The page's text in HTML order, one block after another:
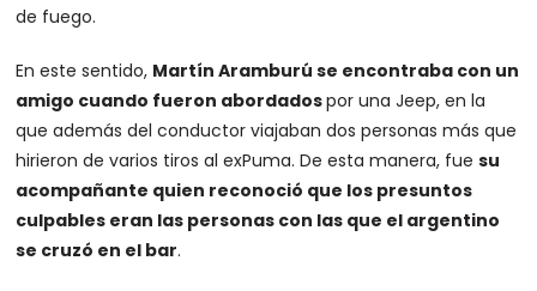
de fuego.
En este sentido, Martín Aramburú se encontraba con un
amigo cuando fueron abordadospor una Jeep, en la
que además del conductor viajaban dos personas más que
hirieron de varios tiros al exPuma. De esta manera, fuesu
acompañante quien reconoció que los presuntos
culpables eran las personas con las que el argentino
se cruzó en el bar.